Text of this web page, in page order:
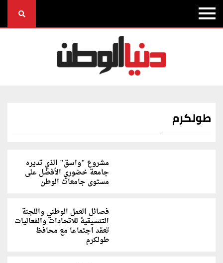
طولكرم
مشروع "واسق" الذي تديره
جامعة خضوري الأفضل على
مستوى جامعات الوطن
فصائل العمل الوطني واللجنة
التنسيقية للاتحادات والفعاليات
تعقد اجتماعا مع محافظ
طولكرم